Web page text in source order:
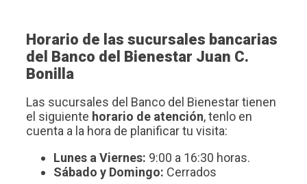
Horario de las sucursales bancarias
del Banco del Bienestar Juan C.
Bonilla
Las sucursales del Banco del Bienestar tienen
el siguiente horario de atención, tenlo en
cuenta a la hora de planificar tu visita:
Lunes a Viernes: 9:00 a 16:30 horas.
Sábado y Domingo: Cerrados